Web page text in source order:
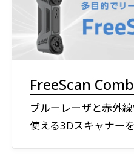
FreeScan
ブルーレーザと赤外
使える3Dスキャナー